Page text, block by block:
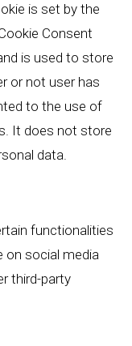
is set by the
Consent
is used to store
or not user has
to the use of
It does not store
data.
functionalities
on social media
third-party